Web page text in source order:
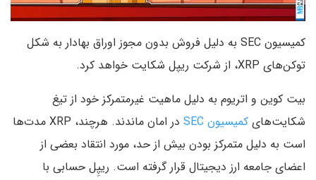
کمیسیون SEC به دلیل فروش بدون مجوز اوراق بهادار به شکل
توکن‌های XRP، از شرکت ریپل شکایت خواهد کرد.
بیت کوین و اتریوم به دلیل ماهیت غیرمتمرکز خود از تیغ
شکایت‌های کمیسیون SEC
در امان ماندند. هرچند، XRP مدت‌ها
است به دلیل متمرکز بودن بیش از حد، مورد انتقاد بعضی از
اعضای جامعه ارز دیجیتال قرار گرفته است. ریپِل حسابی با